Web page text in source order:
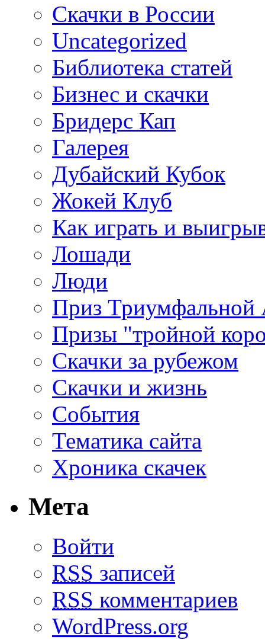
Cкачки в России
Uncategorized
Библиотека статей
Бизнес и скачки
Бридерс Кап
Галерея
Дубайский Кубок
Жокей Клуб
Как играть и
Лошади
Люди
Приз Триумфальной
Призы "тройной
Скачки за рубежом
Скачки и жизнь
События
Тематика сайта
Хроника скачек
Мета
Войти
RSS записей
RSS комментариев
WordPress.org